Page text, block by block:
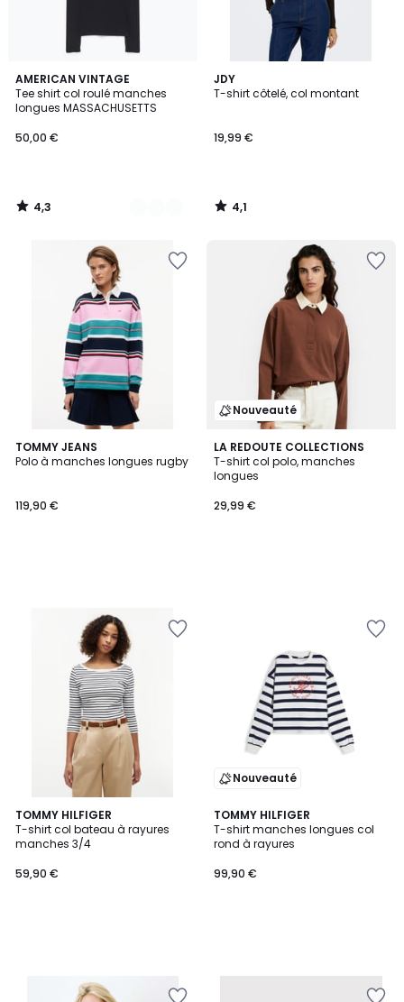
AMERICAN VINTAGE
Tee shirt col roulé manches
longues MASSACHUSETTS
50,00 €
4,3
/ 5
2
Couleurs
4,3
/
JDY
T-shirt côtelé, col montant
19,99 €
4,1
/ 5
4,1
/
TOMMY JEANS
Polo à manches longues rugby
119,90 €
Nouveauté
LA REDOUTE COLLECTIONS
T-shirt col polo, manches
longues
29,99 €
TOMMY HILFIGER
T-shirt col bateau à rayures
manches 3/4
59,90 €
Nouveauté
TOMMY HILFIGER
T-shirt manches longues col
rond à rayures
99,90 €